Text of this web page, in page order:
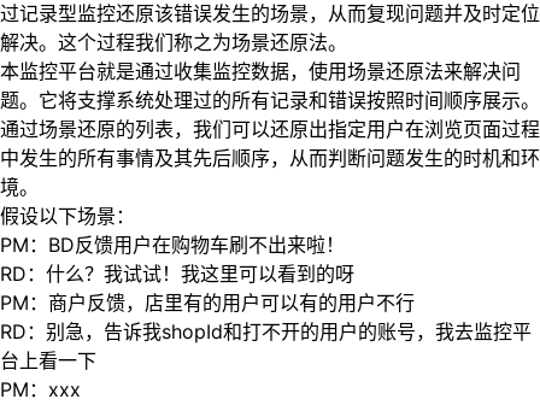
过记录型监控还原该错误发生的场景，从而复现问题并及时定位
解决。这个过程我们称之为场景还原法。
本监控平台就是通过收集监控数据，使用场景还原法来解决问
题。它将支撑系统处理过的所有记录和错误按照时间顺序展示。
通过场景还原的列表，我们可以还原出指定用户在浏览页面过程
中发生的所有事情及其先后顺序，从而判断问题发生的时机和环
境。
假设以下场景：
PM：BD反馈用户在购物车刷不出来啦！
RD：什么？我试试！我这里可以看到的呀
PM：商户反馈，店里有的用户可以有的用户不行
RD：别急，告诉我shopId和打不开的用户的账号，我去监控平
台上看一下
PM：xxx